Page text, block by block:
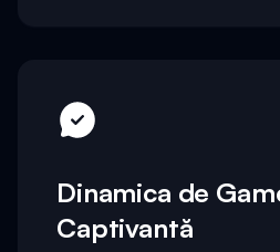
Dinamica de
Captivantă